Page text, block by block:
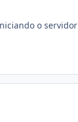
o servidor